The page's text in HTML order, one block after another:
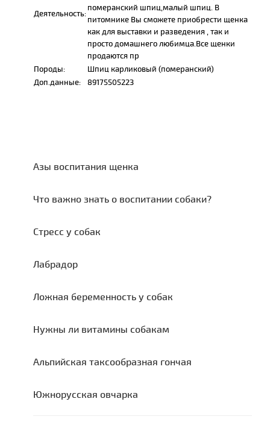
Деятельность:
померанский шпиц,малый шпиц. В
питомнике Вы сможете приобрести щенка
как для выставки и разведения , так и
просто домашнего любимца.Все щенки
продаются пр
Породы:
Шпиц карликовый (померанский)
Доп.данные:
89175505223
Азы воспитания щенка
Что важно знать о воспитании собаки?
Стресс у собак
Лабрадор
Ложная беременность у собак
Нужны ли витамины собакам
Альпийская таксообразная гончая
Южнорусская овчарка